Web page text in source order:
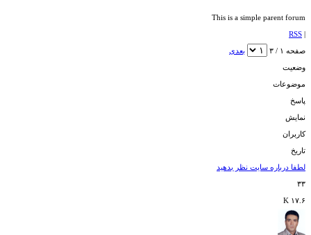
This is a simple parent forum
|
RSS
صفحه ۱ / ۳
بعدی
وضعیت
موضوعات
پاسخ‌
نمایش‌
کاربران
تاریخ
لطفا درباره سایت نظر بدهید
۳۳
۱۷.۶ K